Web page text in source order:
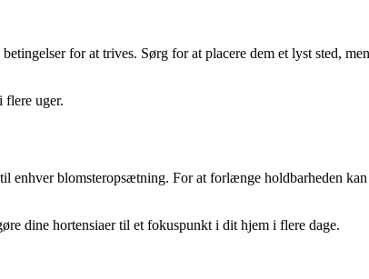
for at trives. Sørg for at placere dem et lyst sted,
flere uger.
enhver blomsteropsætning. For at forlænge holdbarheden
dine hortensiaer til et fokuspunkt i dit hjem i flere dage.